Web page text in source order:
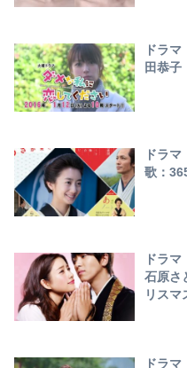
ドラ
田恭
ドラ
歌：
ドラ
石原さ
リス
ドラ